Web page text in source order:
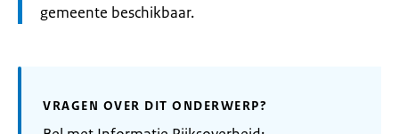
gemeente beschikbaar.
VRAGEN OVER DIT ONDERWERP?